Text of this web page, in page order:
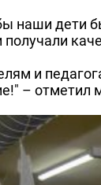
наши дети
получали
и
– отметил